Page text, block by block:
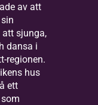
av att
sjunga,
dansa i
regionen.
hus
ett